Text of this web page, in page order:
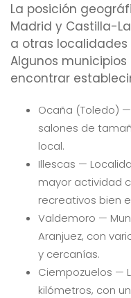
La posición
Madrid y Castilla-
a otras
Algunos
encontrar
Ocaña (Toledo)
salones de
local.
Illescas —
mayor actividad
recreativos bien
Valdemoro —
Aranjuez, con
y cercanías.
Ciempozuelos —
kilómetros, con